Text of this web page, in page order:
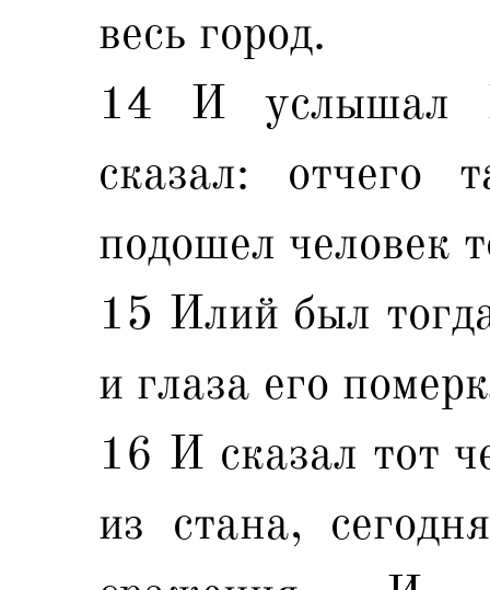
весь город.
14 И услышал
сказал: отчего
подошел человек
15 Илий был
и глаза его
16 И сказал тот
из стана,